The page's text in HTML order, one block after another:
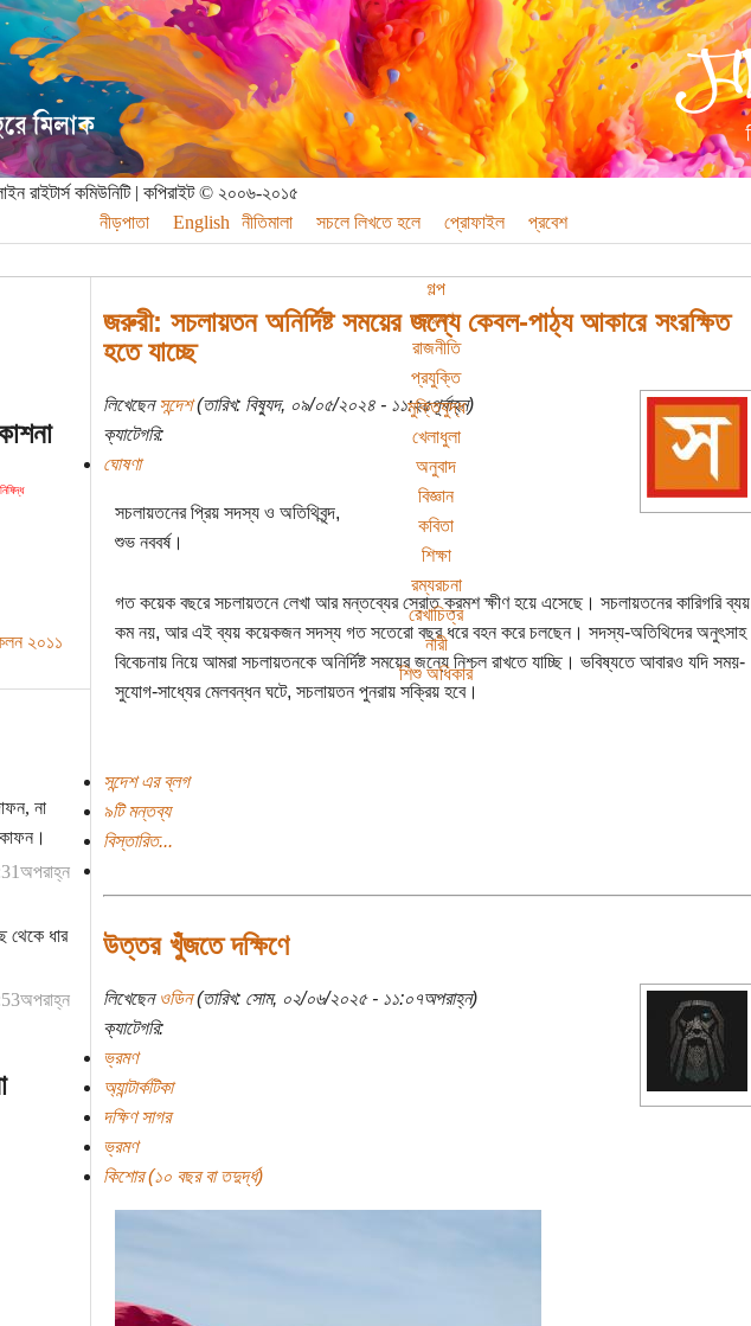
রাইটার্স কমিউনিটি | কপিরাইট © ২০০৬-২০১৫
নীড়পাতা
English নীতিমালা সচলে লিখতে হলে প্রোফাইল প্রবেশ
গল্প
ভ্রমণ
রাজনীতি
প্রযুক্তি
মুক্তিযুদ্ধ
খেলাধুলা
অনুবাদ
বিজ্ঞান
কবিতা
শিক্ষা
রম্যরচনা
রেখাচিত্র
নারী
শিশু অধিকার
২০১১
না
থেকে ধার
জরুরী: সচলায়তন অনির্দিষ্ট সময়ের জন্যে কেবল-পাঠ্য আকারে সংরক্ষিত
হতে যাচ্ছে
লিখেছেনসন্দেশ(তারিখ: বিষ্যুদ, ০৯/০৫/২০২৪ - ১১:২৫পূর্বাহ্ন)
ক্যাটেগরি:
ঘোষণা
সচলায়তনের প্রিয় সদস্য ও অতিথিবৃন্দ,
শুভ নববর্ষ।
গত কয়েক বছরে সচলায়তনে লেখা আর মন্তব্যের স্রোত ক্রমশ ক্ষীণ হয়ে এসেছে। সচলায়তনের কারিগরি ব্যয়
কম নয়, আর এই ব্যয় কয়েকজন সদস্য গত সতেরো বছর ধরে বহন করে চলছেন। সদস্য-অতিথিদের অনুৎসাহ
বিবেচনায় নিয়ে আমরা সচলায়তনকে অনির্দিষ্ট সময়ের জন্যে নিশ্চল রাখতে যাচ্ছি। ভবিষ্যতে আবারও যদি সময়-
সুযোগ-সাধ্যের মেলবন্ধন ঘটে, সচলায়তন পুনরায় সক্রিয় হবে।
সন্দেশ এর ব্লগ
৯টি মন্তব্য
বিস্তারিত...
উত্তর খুঁজতে দক্ষিণে
লিখেছেনওডিন(তারিখ: সোম, ০২/০৬/২০২৫ - ১১:০৭অপরাহ্ন)
ক্যাটেগরি:
ভ্রমণ
অ্যান্টার্কটিকা
দক্ষিণ সাগর
ভ্রমণ
কিশোর (১০ বছর বা তদুর্দ্ধ)